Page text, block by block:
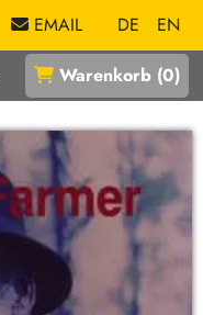
EMAIL DE
EN
Warenkorb (0)